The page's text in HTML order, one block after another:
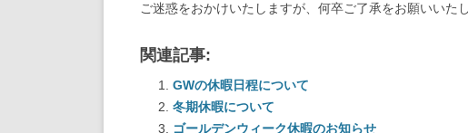
ご迷惑をおかけいたしますが、何卒ご了承をお願いいたし
関連記事:
GWの休暇日程について
冬期休暇について
ゴールデンウィーク休暇のお知らせ